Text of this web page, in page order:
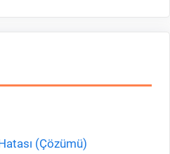
(Çözümü)